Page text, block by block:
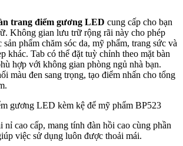
trang điểm gương LED cung cấp cho bạn
Không gian lưu trữ rộng rãi này cho phép
phẩm chăm sóc da, mỹ phẩm, trang sức và
khác. Tab có thể đặt tuỳ chỉnh theo mặt bàn
hợp với không gian phòng ngủ nhà bạn.
màu đen sang trọng, tạo điểm nhấn cho tổng
nỉ cao cấp, mang tính đàn hồi cao cùng phần
việc sử dụng luôn được thoải mái.